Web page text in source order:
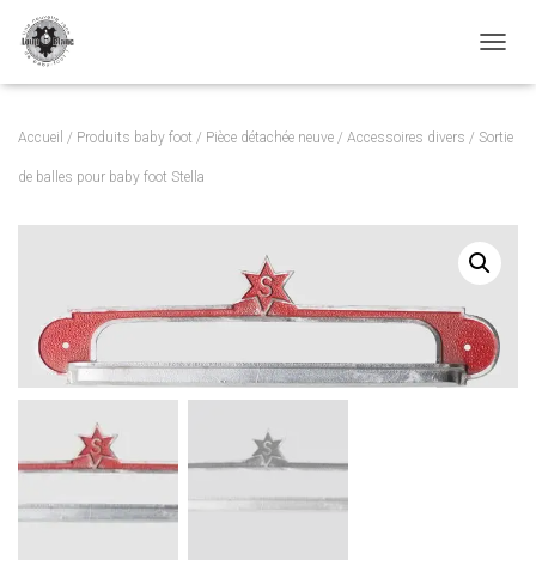
Accueil / Produits baby foot / Pièce détachée neuve / Accessoires divers / Sortie
de balles pour baby foot Stella